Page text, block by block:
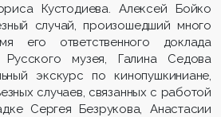
Кустодиева. Алексей Бойко
случай, произошедший много
его ответственного доклада
музея, Галина Седова
экскурс по кинопушкиниане,
случаев, связанных с работой
Сергея Безрукова, Анастасии